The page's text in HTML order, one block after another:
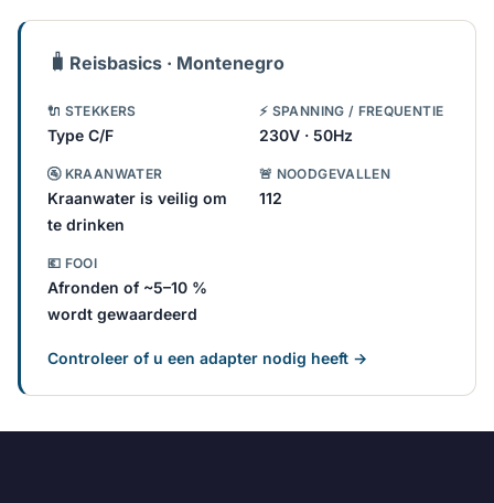
🧳 Reisbasics · Montenegro
🔌 STEKKERS
Type C/F
⚡ SPANNING / FREQUENTIE
230V · 50Hz
🚰 KRAANWATER
Kraanwater is veilig om
te drinken
🚨 NOODGEVALLEN
112
💶 FOOI
Afronden of ~5–10 %
wordt gewaardeerd
Controleer of u een adapter nodig heeft →